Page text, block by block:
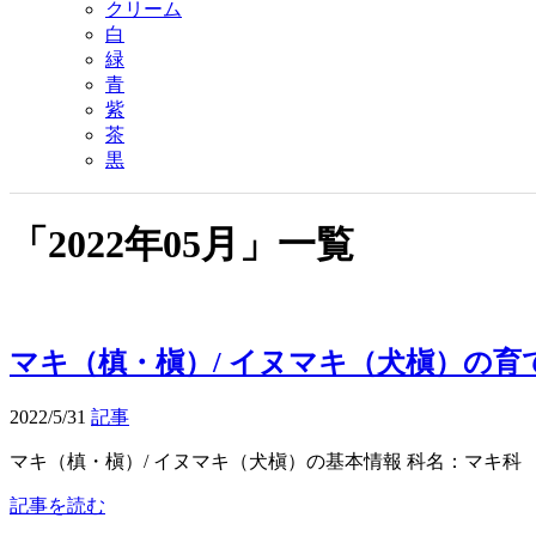
クリーム
白
緑
青
紫
茶
黒
「 2022年05月 」 一覧
マキ（槙・槇）/ イヌマキ（犬槇）の育
2022/5/31 記事
マキ（槙・槇）/ イヌマキ（犬槇）の基本情報 科名：マキ科
記事を読む